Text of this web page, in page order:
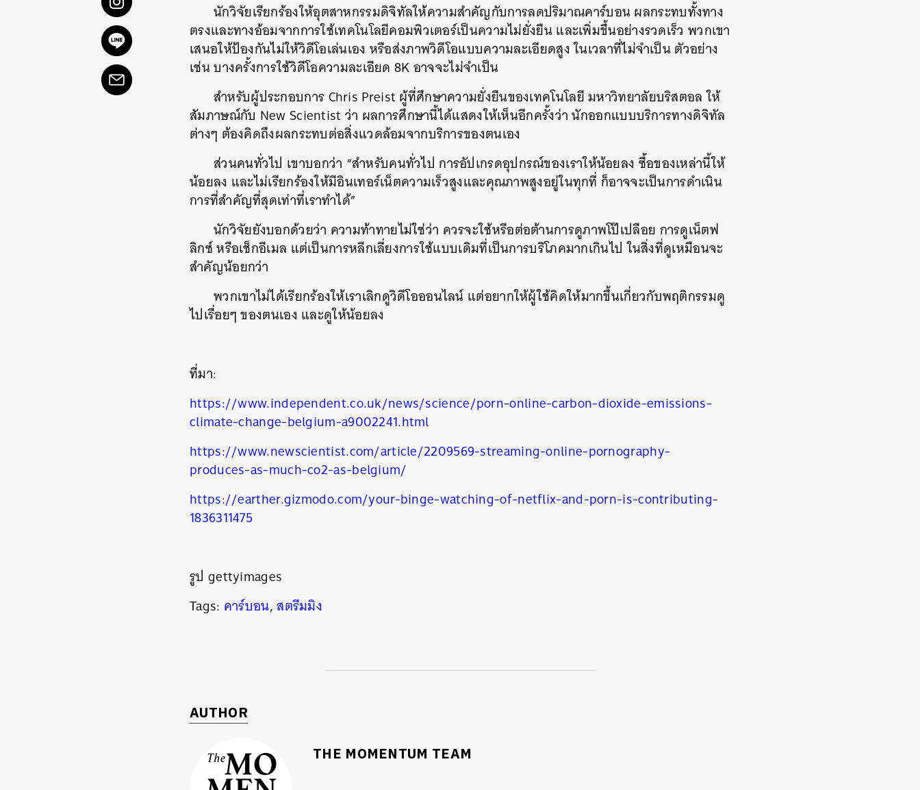
นักวิจัยเรียกร้องให้อุตสาหกรรมดิจิทัลให้ความสำคัญกับการลดปริมาณคาร์บอน ผลกระทบทั้งทาง
ตรงและทางอ้อมจากการใช้เทคโนโลยีคอมพิวเตอร์เป็นความไม่ยั่งยืน และเพิ่มขึ้นอย่างรวดเร็ว พวกเขา
เสนอให้ป้องกันไม่ให้วิดีโอเล่นเอง หรือส่งภาพวิดีโอแบบความละเอียดสูง ในเวลาที่ไม่จำเป็น ตัวอย่าง
เช่น บางครั้งการใช้วิดีโอความละเอียด 8K อาจจะไม่จำเป็น
สำหรับผู้ประกอบการ Chris Preist ผู้ที่ศึกษาความยั่งยืนของเทคโนโลยี มหาวิทยาลัยบริสตอล ให้
สัมภาษณ์กับ New Scientist ว่า ผลการศึกษานี้ได้แสดงให้เห็นอีกครั้งว่า นักออกแบบบริการทางดิจิทัล
ต่างๆ ต้องคิดถึงผลกระทบต่อสิ่งแวดล้อมจากบริการของตนเอง
ส่วนคนทั่วไป เขาบอกว่า “สำหรับคนทั่วไป การอัปเกรดอุปกรณ์ของเราให้น้อยลง ซื้อของเหล่านี้ให้
น้อยลง และไม่เรียกร้องให้มีอินเทอร์เน็ตความเร็วสูงและคุณภาพสูงอยู่ในทุกที่ ก็อาจจะเป็นการดำเนิน
การที่สำคัญที่สุดเท่าที่เราทำได้”
นักวิจัยยังบอกด้วยว่า ความท้าทายไม่ใช่ว่า ควรจะใช้หรือต่อต้านการดูภาพโป๊เปลือย การดูเน็ตฟ
ลิกซ์ หรือเช็กอีเมล แต่เป็นการหลีกเลี่ยงการใช้แบบเดิมที่เป็นการบริโภคมากเกินไป ในสิ่งที่ดูเหมือนจะ
สำคัญน้อยกว่า
พวกเขาไม่ได้เรียกร้องให้เราเลิกดูวิดีโอออนไลน์ แต่อยากให้ผู้ใช้คิดให้มากขึ้นเกี่ยวกับพฤติกรรมดู
ไปเรื่อยๆ ของตนเอง และดูให้น้อยลง
ที่มา:
https://www.independent.co.uk/news/science/porn-online-carbon-dioxide-emissions-
climate-change-belgium-a9002241.html
https://www.newscientist.com/article/2209569-streaming-online-pornography-
produces-as-much-co2-as-belgium/
https://earther.gizmodo.com/your-binge-watching-of-netflix-and-porn-is-contributing-
1836311475
รูป gettyimages
Tags: คาร์บอน,สตรีมมิง
AUTHOR
THE MOMENTUM TEAM
SHARE TWEET